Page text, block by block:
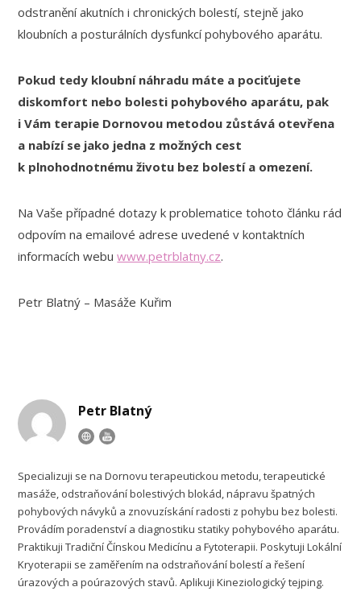
odstranění akutních i chronických bolestí, stejně jako
kloubních a posturálních dysfunkcí pohybového aparátu.
Pokud tedy kloubní náhradu máte a pociťujete
diskomfort nebo bolesti pohybového aparátu, pak
i Vám terapie Dornovou metodou zůstává otevřena
a nabízí se jako jedna z možných cest
k plnohodnotnému životu bez bolestí a omezení.
Na Vaše případné dotazy k problematice tohoto článku rád
odpovím na emailové adrese uvedené v kontaktních
informacích webuwww.petrblatny.cz.
Petr Blatný – Masáže Kuřim
Petr Blatný
Specializuji se na Dornovu terapeutickou metodu, terapeutické
masáže, odstraňování bolestivých blokád, nápravu špatných
pohybových návyků a znovuzískání radosti z pohybu bez bolesti.
Provádím poradenství a diagnostiku statiky pohybového aparátu.
Praktikuji Tradiční Čínskou Medicínu a Fytoterapii. Poskytuji Lokální
Kryoterapii se zaměřením na odstraňování bolestí a řešení
úrazových a poúrazových stavů. Aplikuji Kineziologický tejping.